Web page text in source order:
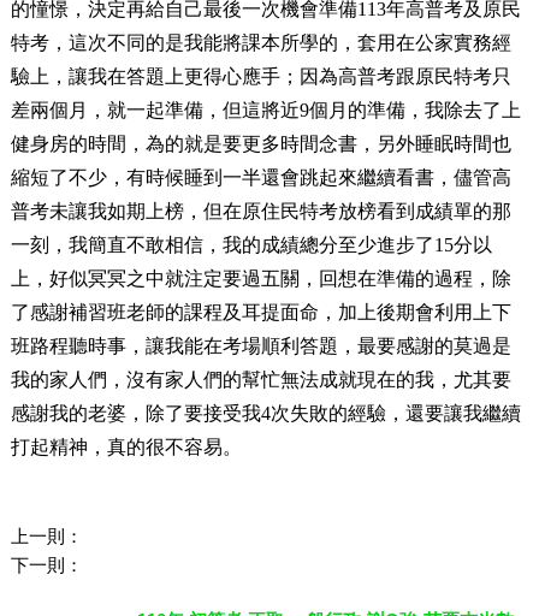
的憧憬，決定再給自己最後一次機會準備113年高普考及原民
特考，這次不同的是我能將課本所學的，套用在公家實務經
驗上，讓我在答題上更得心應手；因為高普考跟原民特考只
差兩個月，就一起準備，但這將近9個月的準備，我除去了上
健身房的時間，為的就是要更多時間念書，另外睡眠時間也
縮短了不少，有時候睡到一半還會跳起來繼續看書，儘管高
普考未讓我如期上榜，但在原住民特考放榜看到成績單的那
一刻，我簡直不敢相信，我的成績總分至少進步了15分以
上，好似冥冥之中就注定要過五關，回想在準備的過程，除
了感謝補習班老師的課程及耳提面命，加上後期會利用上下
班路程聽時事，讓我能在考場順利答題，最要感謝的莫過是
我的家人們，沒有家人們的幫忙無法成就現在的我，尤其要
感謝我的老婆，除了要接受我4次失敗的經驗，還要讓我繼續
打起精神，真的很不容易。
上一則：
下一則：